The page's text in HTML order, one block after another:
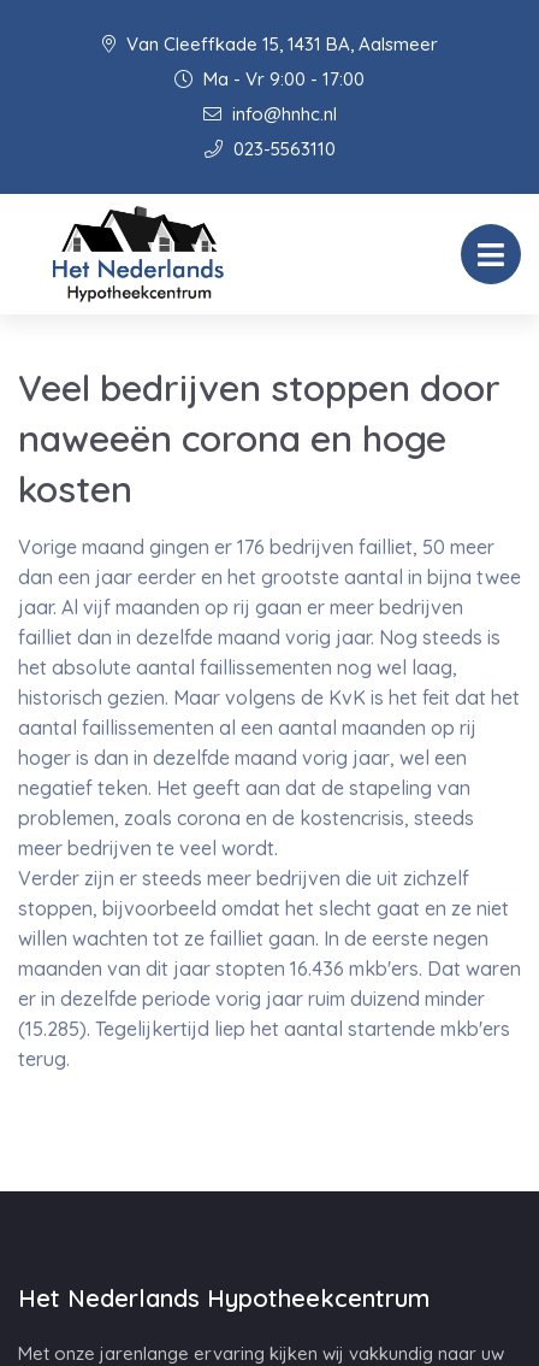
Van Cleeffkade 15, 1431 BA, Aalsmeer
Ma - Vr 9:00 - 17:00
info@hnhc.nl
023-5563110
Veel bedrijven stoppen door
naweeën corona en hoge
kosten
Vorige maand gingen er 176 bedrijven failliet, 50 meer
dan een jaar eerder en het grootste aantal in bijna twee
jaar. Al vijf maanden op rij gaan er meer bedrijven
failliet dan in dezelfde maand vorig jaar. Nog steeds is
het absolute aantal faillissementen nog wel laag,
historisch gezien. Maar volgens de KvK is het feit dat het
aantal faillissementen al een aantal maanden op rij
hoger is dan in dezelfde maand vorig jaar, wel een
negatief teken. Het geeft aan dat de stapeling van
problemen, zoals corona en de kostencrisis, steeds
meer bedrijven te veel wordt.
Verder zijn er steeds meer bedrijven die uit zichzelf
stoppen, bijvoorbeeld omdat het slecht gaat en ze niet
willen wachten tot ze failliet gaan. In de eerste negen
maanden van dit jaar stopten 16.436 mkb'ers. Dat waren
er in dezelfde periode vorig jaar ruim duizend minder
(15.285). Tegelijkertijd liep het aantal startende mkb'ers
terug.
Het Nederlands Hypotheekcentrum
Met onze jarenlange ervaring kijken wij vakkundig naar uw